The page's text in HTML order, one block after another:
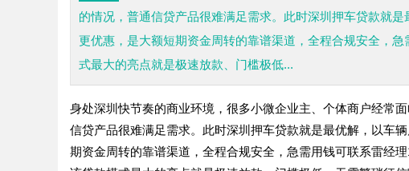
的情况，普通信贷产品很难满足需求。此时深圳押车贷款就
更优惠，是大额短期资金周转的靠谱渠道，全程合规安全，
式最大的亮点就是极速放款、门槛极低...
身处深圳快节奏的商业环境，很多小微企业主、个体商户经常
信贷产品很难满足需求。此时深圳押车贷款就是最优解，以车
期资金周转的靠谱渠道，全程合规安全，急需用钱可联系雷经理